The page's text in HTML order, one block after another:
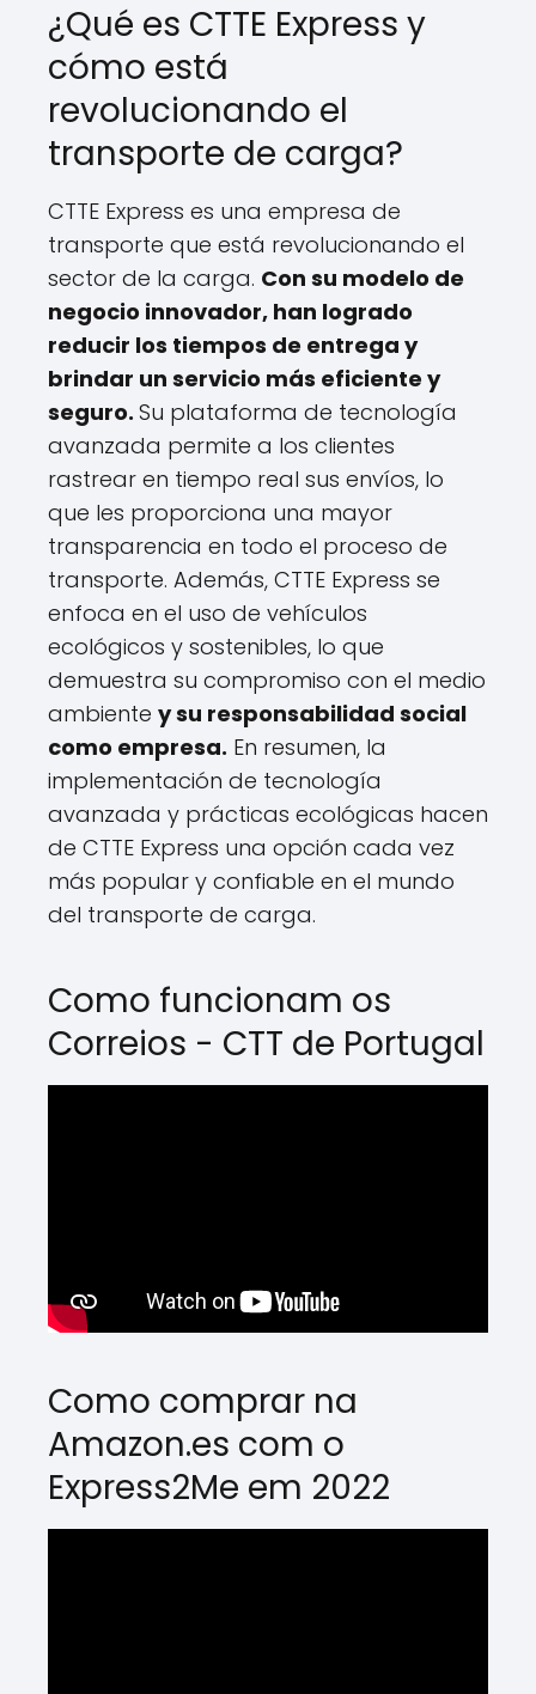
¿Qué es CTTE Express y
cómo está
revolucionando el
transporte de carga?
CTTE Express es una empresa de
transporte que está revolucionando el
sector de la carga. Con su modelo de
negocio innovador, han logrado
reducir los tiempos de entrega y
brindar un servicio más eficiente y
seguro. Su plataforma de tecnología
avanzada permite a los clientes
rastrear en tiempo real sus envíos, lo
que les proporciona una mayor
transparencia en todo el proceso de
transporte. Además, CTTE Express se
enfoca en el uso de vehículos
ecológicos y sostenibles, lo que
demuestra su compromiso con el medio
ambiente y su responsabilidad social
como empresa. En resumen, la
implementación de tecnología
avanzada y prácticas ecológicas hacen
de CTTE Express una opción cada vez
más popular y confiable en el mundo
del transporte de carga.
Como funcionam os
Correios - CTT de Portugal
Como comprar na
Amazon.es com o
Express2Me em 2022